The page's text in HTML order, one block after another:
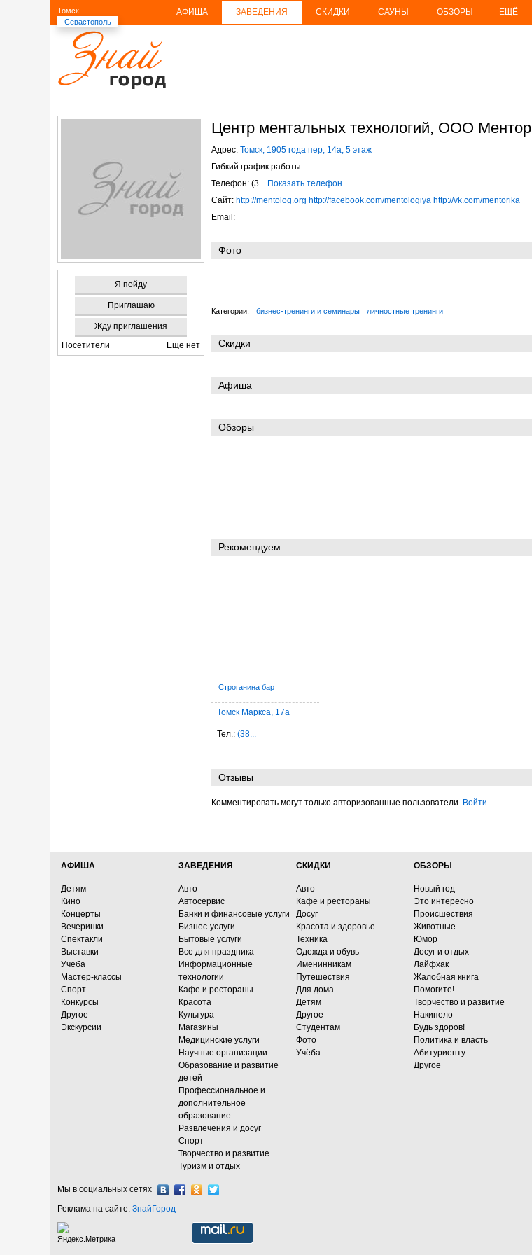
Томск
Севастополь
АФИША ЗАВЕДЕНИЯ СКИДКИ САУНЫ ОБЗОРЫ ЕЩЁ
Я пойду
Приглашаю
Жду приглашения
Посетители
Еще нет
Центр ментальных технологий, ООО Ментор
Адрес: Томск, 1905 года пер, 14а, 5 этаж
Гибкий график работы
Телефон: (3... Показать телефон
Сайт: http://mentolog.org http://facebook.com/mentologiya http://vk.com/mentorika
Email:
Фото
Категории: бизнес-тренинги и семинары личностные тренинги
Скидки
Афиша
Обзоры
Рекомендуем
Строганина бар
Томск Маркса, 17а
Тел.: (38...
Отзывы
Комментировать могут только авторизованные пользователи. Войти
АФИША
Детям
Кино
Концерты
Вечеринки
Спектакли
Выставки
Учеба
Мастер-классы
Спорт
Конкурсы
Другое
Экскурсии
ЗАВЕДЕНИЯ
Авто
Автосервис
Банки и финансовые услуги
Бизнес-услуги
Бытовые услуги
Все для праздника
Информационные
технологии
Кафе и рестораны
Красота
Культура
Магазины
Медицинские услуги
Научные организации
Образование и развитие
детей
Профессиональное и
дополнительное
образование
Развлечения и досуг
Спорт
Творчество и развитие
Туризм и отдых
СКИДКИ
Авто
Кафе и рестораны
Досуг
Красота и здоровье
Техника
Одежда и обувь
Именинникам
Путешествия
Для дома
Детям
Другое
Студентам
Фото
Учёба
ОБЗОРЫ
Новый год
Это интересно
Происшествия
Животные
Юмор
Досуг и отдых
Лайфхак
Жалобная книга
Помогите!
Творчество и развитие
Накипело
Будь здоров!
Политика и власть
Абитуриенту
Другое
Мы в социальных сетях
Реклама на сайте: ЗнайГород